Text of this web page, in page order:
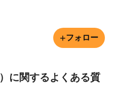
+フォロー
に関するよくある質